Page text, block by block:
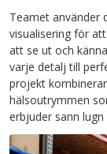
Teamet använder
visualisering för
att se ut och
varje detalj till
projekt
hälsoutrymmen
erbjuder sann